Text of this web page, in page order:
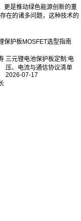
更是推动绿色能源创新的重
在的诸多问题，这种技术的
保护板MOSFET选型指南
三元锂电池保护板定制:电
压、电流与通信协议清单
2026-07-17